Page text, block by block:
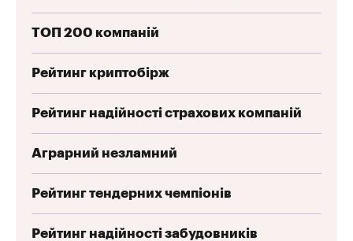
ТОП 200 компаній
Рейтинг криптобірж
Рейтинг надійності страхових компаній
Аграрний незламний
Рейтинг тендерних чемпіонів
Рейтинг надійності забудовників